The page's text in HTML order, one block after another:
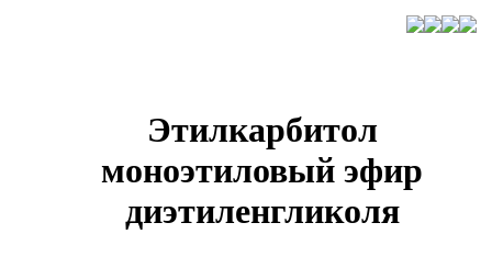
Этилкарбитол
моноэтиловый эфир
диэтиленгликоля